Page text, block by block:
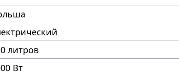
литров
Вт